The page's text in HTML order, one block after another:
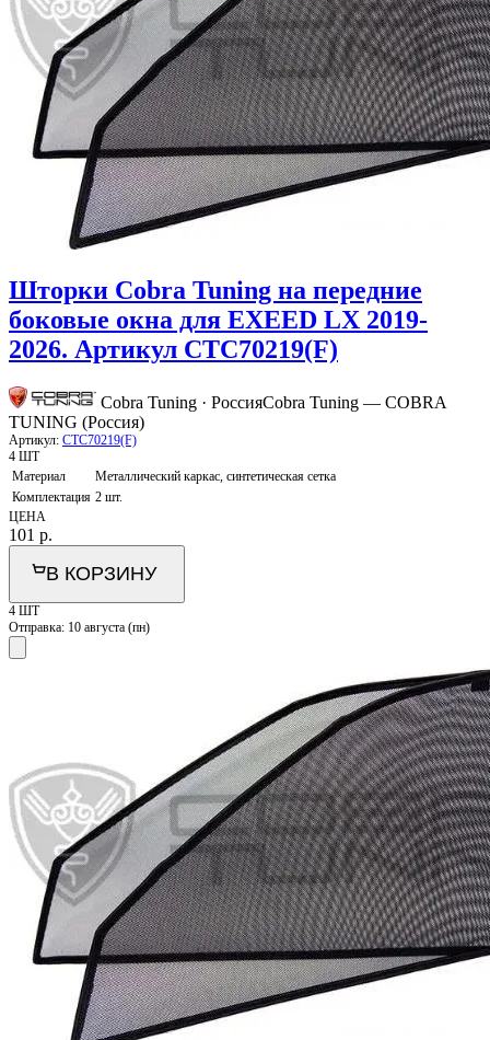
Шторки Cobra Tuning на передние
боковые окна для EXEED LX 2019-
2026. Артикул CTC70219(F)
Cobra Tuning · РоссияCobra Tuning — COBRA
TUNING (Россия)
Артикул: CTC70219(F)
4 ШТ
Материал
Металлический каркас, синтетическая сетка
Комплектация 2 шт.
ЦЕНА
101 р.
В КОРЗИНУ
4 ШТ
Отправка: 10 августа (пн)